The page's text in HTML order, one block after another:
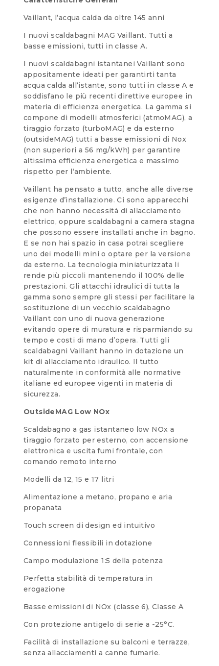
Vaillant, l’acqua calda da oltre 145 anni
I nuovi scaldabagni MAG Vaillant. Tutti a
basse emissioni, tutti in classe A.
I nuovi scaldabagni istantanei Vaillant sono
appositamente ideati per garantirti tanta
acqua calda all‘istante, sono tutti in classe A e
soddisfano le più recenti direttive europee in
materia di efficienza energetica. La gamma si
compone di modelli atmosferici (atmoMAG), a
tiraggio forzato (turboMAG) e da esterno
(outsideMAG) tutti a basse emissioni di Nox
(non superiori a 56 mg/kWh) per garantire
altissima efficienza energetica e massimo
rispetto per l‘ambiente.
Vaillant ha pensato a tutto, anche alle diverse
esigenze d’installazione. Ci sono apparecchi
che non hanno necessità di allacciamento
elettrico, oppure scaldabagni a camera stagna
che possono essere installati anche in bagno.
E se non hai spazio in casa potrai scegliere
uno dei modelli mini o optare per la versione
da esterno. La tecnologia miniaturizzata li
rende più piccoli mantenendo il 100% delle
prestazioni. Gli attacchi idraulici di tutta la
gamma sono sempre gli stessi per facilitare la
sostituzione di un vecchio scaldabagno
Vaillant con uno di nuova generazione
evitando opere di muratura e risparmiando su
tempo e costi di mano d’opera. Tutti gli
scaldabagni Vaillant hanno in dotazione un
kit di allacciamento idraulico. Il tutto
naturalmente in conformità alle normative
italiane ed europee vigenti in materia di
sicurezza.
OutsideMAG Low NOx
Scaldabagno a gas istantaneo low NOx a
tiraggio forzato per esterno, con accensione
elettronica e uscita fumi frontale, con
comando remoto interno
Modelli da 12, 15 e 17 litri
Alimentazione a metano, propano e aria
propanata
Touch screen di design ed intuitivo
Connessioni flessibili in dotazione
Campo modulazione 1:5 della potenza
Perfetta stabilità di temperatura in
erogazione
Basse emissioni di NOx (classe 6), Classe A
Con protezione antigelo di serie a -25°C.
Facilità di installazione su balconi e terrazze,
senza allacciamenti a canne fumarie.